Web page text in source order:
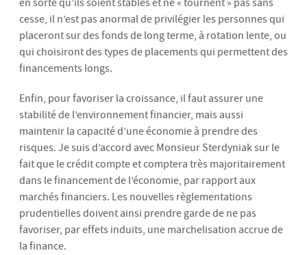
cesse, il n’est pas anormal de privilégier les personnes qui
placeront sur des fonds de long terme, à rotation lente, ou
qui choisiront des types de placements qui permettent des
financements longs.
Enfin, pour favoriser la croissance, il faut assurer une
stabilité de l’environnement financier, mais aussi
maintenir la capacité d’une économie à prendre des
risques. Je suis d’accord avec Monsieur Sterdyniak sur le
fait que le crédit compte et comptera très majoritairement
dans le financement de l’économie, par rapport aux
marchés financiers. Les nouvelles règlementations
prudentielles doivent ainsi prendre garde de ne pas
favoriser, par effets induits, une marchelisation accrue de
la finance.